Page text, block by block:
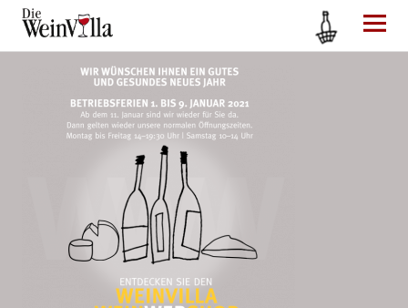
Die WeinVilla Duisburg